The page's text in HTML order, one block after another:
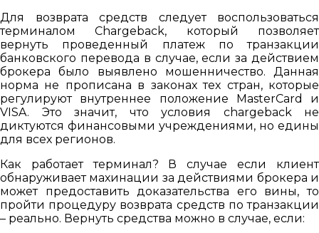
Для возврата средств следует воспользоваться
терминалом Chargeback, который позволяет
вернуть проведенный платеж по транзакции
банковского перевода в случае, если за действием
брокера было выявлено мошенничество. Данная
норма не прописана в законах тех стран, которые
регулируют внутреннее положение MasterCard и
VISA. Это значит, что условия chargeback не
диктуются финансовыми учреждениями, но едины
для всех регионов.
Как работает терминал? В случае если клиент
обнаруживает махинации за действиями брокера и
может предоставить доказательства его вины, то
пройти процедуру возврата средств по транзакции
– реально. Вернуть средства можно в случае, если: